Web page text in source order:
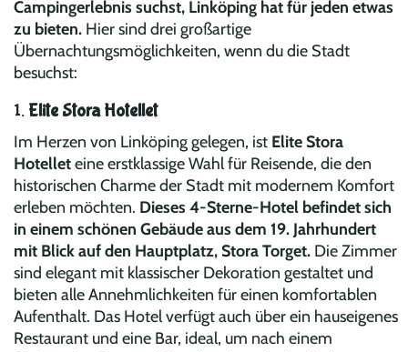
Campingerlebnis suchst, Linköping hat für jeden etwas
zu bieten. Hier sind drei großartige
Übernachtungsmöglichkeiten, wenn du die Stadt
besuchst:
1. Elite Stora Hotellet
Im Herzen von Linköping gelegen, ist Elite Stora
Hotelleteine erstklassige Wahl für Reisende, die den
historischen Charme der Stadt mit modernem Komfort
erleben möchten. Dieses 4-Sterne-Hotel befindet sich
in einem schönen Gebäude aus dem 19. Jahrhundert
mit Blick auf den Hauptplatz, Stora Torget. Die Zimmer
sind elegant mit klassischer Dekoration gestaltet und
bieten alle Annehmlichkeiten für einen komfortablen
Aufenthalt. Das Hotel verfügt auch über ein hauseigenes
Restaurant und eine Bar, ideal, um nach einem